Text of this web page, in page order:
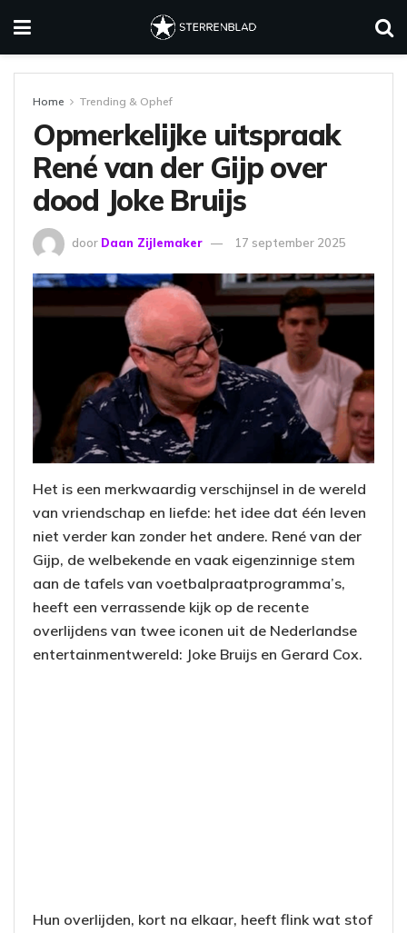
Home Trending & Ophef
Opmerkelijke uitspraak
René van der Gijp over
dood Joke Bruijs
door Daan Zijlemaker 17 september 2025
Het is een merkwaardig verschijnsel in de wereld
van vriendschap en liefde: het idee dat één leven
niet verder kan zonder het andere. René van der
Gijp, de welbekende en vaak eigenzinnige stem
aan de tafels van voetbalpraatprogramma’s,
heeft een verrassende kijk op de recente
overlijdens van twee iconen uit de Nederlandse
entertainmentwereld: Joke Bruijs en Gerard Cox.
Hun overlijden, kort na elkaar, heeft flink wat stof